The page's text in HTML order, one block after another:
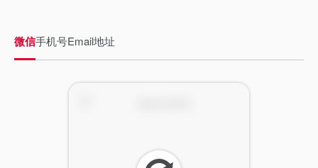
微信手机号Email地址